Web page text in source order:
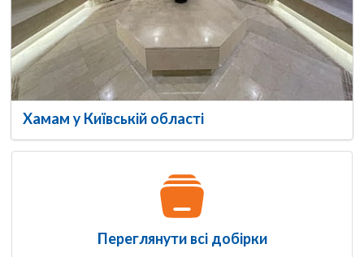
Хамам у Київській області
Переглянути всі добірки